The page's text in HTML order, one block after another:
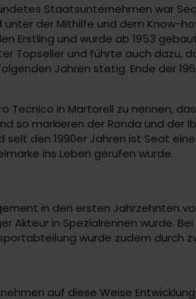
Staatsunternehmen war
der Mithilfe und dem Know-
Erstling und wurde ab 1953
Topseller und führte auch dazu,
Jahren stetig. Ende der
in Martorell zu nennen,
markieren der Ronda und der
seit den 1990er Jahren ist Seat
ins Leben gerufen wurde.
in den ersten Jahrzehnten
in Spezialrennen wurde.
wurde zudem durch
auf diese Weise